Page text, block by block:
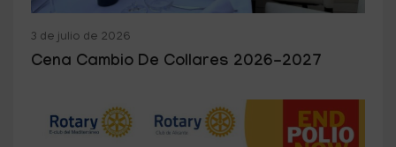
3 de julio de 2026
Cena Cambio De Collares 2026-2027